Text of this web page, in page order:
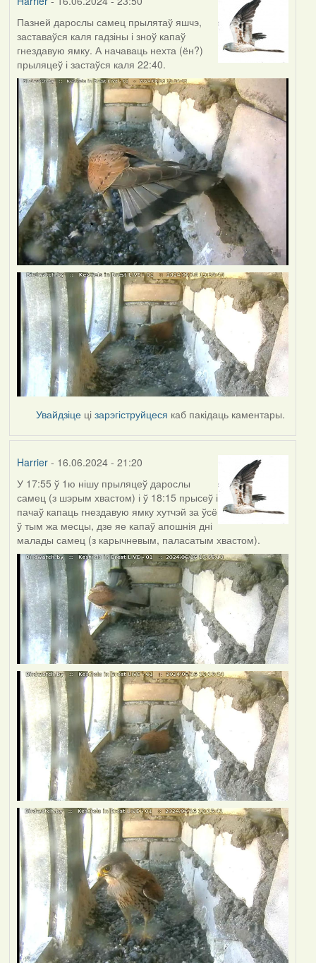
Пазней дарослы самец прылятаў яшчэ,
заставаўся каля гадзіны і зноў капаў
гнездавую ямку. А начаваць нехта (ён?)
прыляцеў і застаўся каля 22:40.
Увайдзіце цізарэгіструйцеся каб пакідаць каментары.
Harrier- 16.06.2024 - 21:20
У 17:55 ў 1ю нішу прыляцеў дарослы
самец (з шэрым хвастом) і ў 18:15 прысеў і
пачаў капаць гнездавую ямку хутчэй за ўсё
ў тым жа месцы, дзе яе капаў апошнія дні
малады самец (з карычневым, паласатым хвастом).